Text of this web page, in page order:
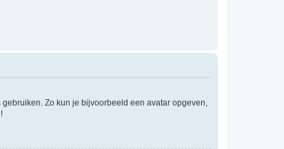
Zo kun je bijvoorbeeld een avatar opgeven,